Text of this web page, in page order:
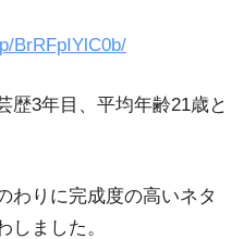
BrRFpIYlC0b/
歴3年目、平均年齢21歳と
わりに完成度の高いネタ
しました。